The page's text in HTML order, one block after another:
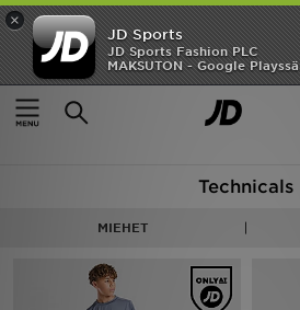
×
JD Sports
JD Sports Fashion PLC
MAKSUTON - Google Playssä
Etusivu
Technicals
30 tuotetta
Technicals
MIEHET
Etusivu
Ale